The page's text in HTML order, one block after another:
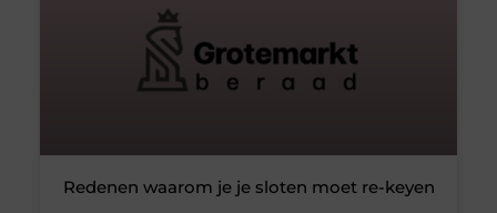
Redenen waarom je je sloten moet re-keyen